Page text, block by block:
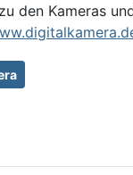
den Kameras